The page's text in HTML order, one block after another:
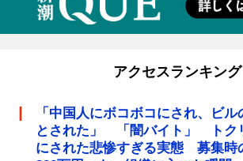
アクセスランキング
「中国人にボコボコにされ、ビ
とされた」 「闇バイト」 トク
にされた悲惨すぎる実態 募集時